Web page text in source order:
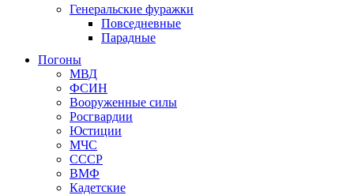
Генеральские фуражки
Повседневные
Парадные
Погоны
МВД
ФСИН
Вооруженные силы
Росгвардии
Юстиции
МЧС
СССР
ВМФ
Кадетские